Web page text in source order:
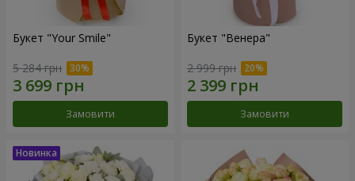
Букет "Your Smile"
5 284 грн
Замовити
Букет "Венера"
2 999 грн
Замовити